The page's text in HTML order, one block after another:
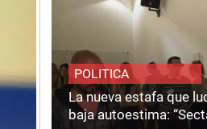
POLITICA
La nueva estafa que
baja autoestima: